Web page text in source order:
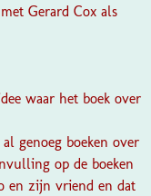
Gerard Cox als
waar het boek over
genoeg boeken over
op de boeken
en zijn vriend en dat